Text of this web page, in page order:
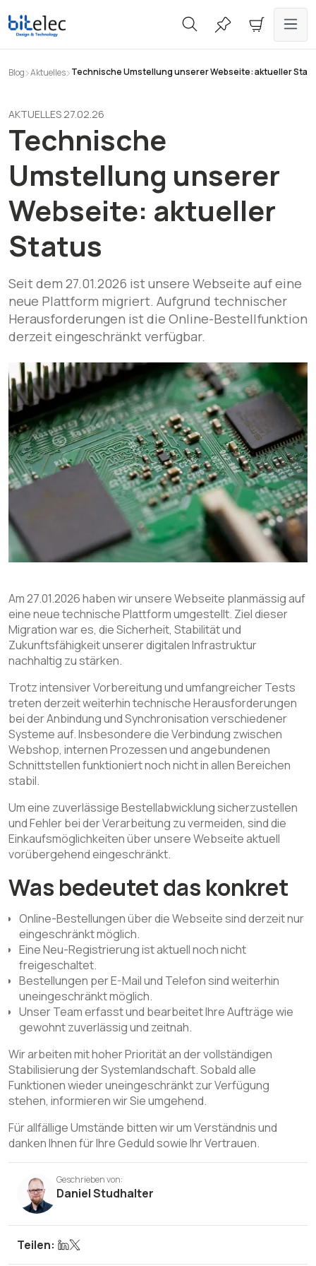
springen
Blog Aktuelles Technische Umstellung unserer Webseite: aktueller
AKTUELLES 27.02.26
Technische
Umstellung unserer
Webseite: aktueller
Status
Seit dem 27.01.2026 ist unsere Webseite auf eine
neue Plattform migriert. Aufgrund technischer
Herausforderungen ist die Online-Bestellfunktion
derzeit eingeschränkt verfügbar.
Am 27.01.2026 haben wir unsere Webseite planmässig auf
eine neue technische Plattform umgestellt. Ziel dieser
Migration war es, die Sicherheit, Stabilität und
Zukunftsfähigkeit unserer digitalen Infrastruktur
nachhaltig zu stärken.
Trotz intensiver Vorbereitung und umfangreicher Tests
treten derzeit weiterhin technische Herausforderungen
bei der Anbindung und Synchronisation verschiedener
Systeme auf. Insbesondere die Verbindung zwischen
Webshop, internen Prozessen und angebundenen
Schnittstellen funktioniert noch nicht in allen Bereichen
stabil.
Um eine zuverlässige Bestellabwicklung sicherzustellen
und Fehler bei der Verarbeitung zu vermeiden, sind die
Einkaufsmöglichkeiten über unsere Webseite aktuell
vorübergehend eingeschränkt.
Was bedeutet das konkret
Online-Bestellungen über die Webseite sind derzeit nur
eingeschränkt möglich.
Eine Neu-Registrierung ist aktuell noch nicht
freigeschaltet.
Bestellungen per E-Mail und Telefon sind weiterhin
uneingeschränkt möglich.
Unser Team erfasst und bearbeitet Ihre Aufträge wie
gewohnt zuverlässig und zeitnah.
Wir arbeiten mit hoher Priorität an der vollständigen
Stabilisierung der Systemlandschaft. Sobald alle
Funktionen wieder uneingeschränkt zur Verfügung
stehen, informieren wir Sie umgehend.
Für allfällige Umstände bitten wir um Verständnis und
danken Ihnen für Ihre Geduld sowie Ihr Vertrauen.
Geschrieben von:
Daniel Studhalter
Teilen: